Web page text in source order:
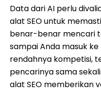
Data dari AI perlu
alat SEO untuk
benar-benar mencari
sampai Anda masuk
rendahnya kompetisi,
pencarinya sama
alat SEO memberikan